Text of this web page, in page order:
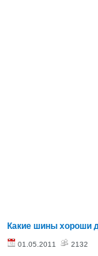
Какие шины хороши
01.05.2011 2132